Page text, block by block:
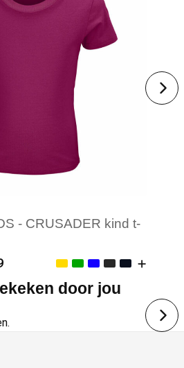
- CRUSADER kind t-
25
door jou